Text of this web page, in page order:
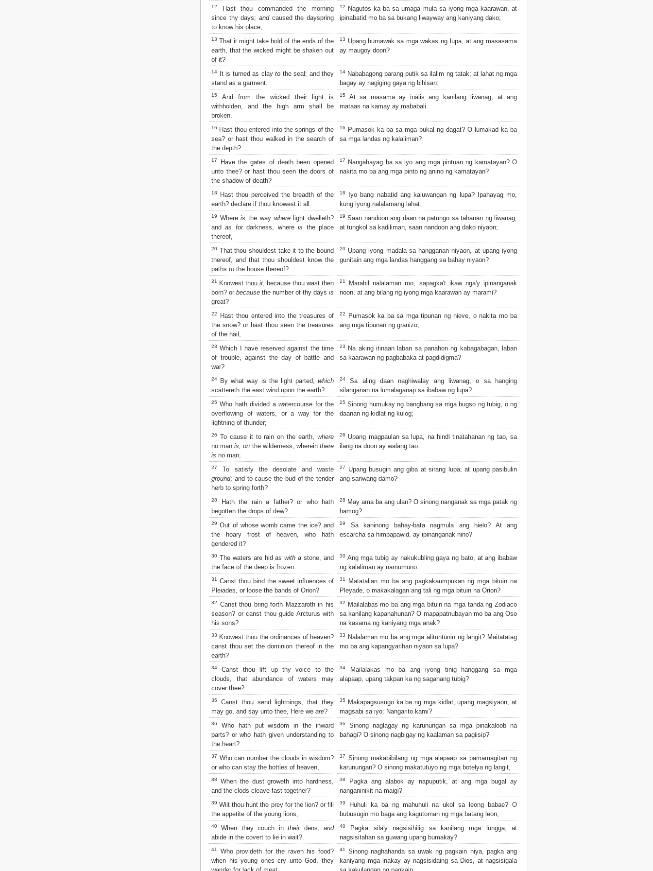
12
Hast thou commanded the morning
since thy days; andcaused the dayspring
to know his place;
12
Nagutos ka ba sa umaga mula sa iyong mga kaarawan, at
ipinabatid mo ba sa bukang liwayway ang kaniyang dako;
13 That it might take hold of the ends of the
earth, that the wicked might be shaken out
of it?
13
Upang humawak sa mga wakas ng lupa, at ang masasama
ay maugoy doon?
14 It is turned as clay to the seal; and they
stand as a garment.
14 Nababagong parang putik sa ilalim ng tatak; at lahat ng mga
bagay ay nagiging gaya ng bihisan:
15
And from the wicked their light is
withholden, and the high arm shall be
broken.
15
At sa masama ay inalis ang kanilang liwanag, at ang
mataas na kamay ay mababali.
16
Hast thou entered into the springs of the
sea? or hast thou walked in the search of
the depth?
16
Pumasok ka ba sa mga bukal ng dagat? O lumakad ka ba
sa mga landas ng kalaliman?
17
Have the gates of death been opened
unto thee? or hast thou seen the doors of
the shadow of death?
17
Nangahayag ba sa iyo ang mga pintuan ng kamatayan? O
nakita mo ba ang mga pinto ng anino ng kamatayan?
18
Hast thou perceived the breadth of the
earth? declare if thou knowest it all.
18
Iyo bang nabatid ang kaluwangan ng lupa? Ipahayag mo,
kung iyong nalalamang lahat.
19 Whereis the way wherelight dwelleth?
andas fordarkness, whereis the place
thereof,
19 Saan nandoon ang daan na patungo sa tahanan ng liwanag,
at tungkol sa kadiliman, saan nandoon ang dako niyaon;
20 That thou shouldest take it to the bound
thereof, and that thou shouldest know the
paths to the house thereof?
20 Upang iyong madala sa hangganan niyaon, at upang iyong
gunitain ang mga landas hanggang sa bahay niyaon?
21 Knowest thou it , because thou wast then
born? or because the number of thy days is
great?
21
Marahil nalalaman mo, sapagka't ikaw nga'y ipinanganak
noon, at ang bilang ng iyong mga kaarawan ay marami?
22
Hast thou entered into the treasures of
the snow? or hast thou seen the treasures
of the hail,
22
Pumasok ka ba sa mga tipunan ng nieve, o nakita mo ba
ang mga tipunan ng granizo,
23 Which I have reserved against the time
of trouble, against the day of battle and
war?
23
Na aking itinaan laban sa panahon ng kabagabagan, laban
sa kaarawan ng pagbabaka at pagdidigma?
24 By what way is the light parted, which
scattereth the east wind upon the earth?
24
Sa aling daan naghiwalay ang liwanag, o sa hanging
silanganan na lumalaganap sa ibabaw ng lupa?
25 Who hath divided a watercourse for the
overflowing of waters, or a way for the
lightning of thunder;
25 Sinong humukay ng bangbang sa mga bugso ng tubig, o ng
daanan ng kidlat ng kulog;
26 To cause it to rain on the earth, where
no manis; on the wilderness, whereinthere
is no man;
26
Upang magpaulan sa lupa, na hindi tinatahanan ng tao, sa
ilang na doon ay walang tao.
27
To satisfy the desolate and waste
ground; and to cause the bud of the tender
herb to spring forth?
27
Upang busugin ang giba at sirang lupa; at upang pasibulin
ang sariwang damo?
28
Hath the rain a father? or who hath
begotten the drops of dew?
28
May ama ba ang ulan? O sinong nanganak sa mga patak ng
hamog?
29 Out of whose womb came the ice? and
the hoary frost of heaven, who hath
gendered it?
29
Sa kaninong bahay-bata nagmula ang hielo? At ang
escarcha sa himpapawid, ay ipinanganak nino?
30 The waters are hid aswith a stone, and
the face of the deep is frozen.
30 Ang mga tubig ay nakukubling gaya ng bato, at ang ibabaw
ng kalaliman ay namumuno.
31
Canst thou bind the sweet influences of
Pleiades, or loose the bands of Orion?
31
Matatalian mo ba ang pagkakaumpukan ng mga bituin na
Pleyade, o makakalagan ang tali ng mga bituin na Orion?
32
Canst thou bring forth Mazzaroth in his
season? or canst thou guide Arcturus with
his sons?
32
Mailalabas mo ba ang mga bituin na mga tanda ng Zodiaco
sa kanilang kapanahunan? O mapapatnubayan mo ba ang Oso
na kasama ng kaniyang mga anak?
33
Knowest thou the ordinances of heaven?
canst thou set the dominion thereof in the
earth?
33
Nalalaman mo ba ang mga alituntunin ng langit? Maitatatag
mo ba ang kapangyarihan niyaon sa lupa?
34
Canst thou lift up thy voice to the
clouds, that abundance of waters may
cover thee?
34
Mailalakas mo ba ang iyong tinig hanggang sa mga
alapaap, upang takpan ka ng saganang tubig?
35
Canst thou send lightnings, that they
may go, and say unto thee, Here we are?
35
Makapagsusugo ka ba ng mga kidlat, upang magsiyaon, at
magsabi sa iyo: Nangarito kami?
36
Who hath put wisdom in the inward
parts? or who hath given understanding to
the heart?
36
Sinong naglagay ng karunungan sa mga pinakaloob na
bahagi? O sinong nagbigay ng kaalaman sa pagiisip?
37 Who can number the clouds in wisdom?
or who can stay the bottles of heaven,
37
Sinong makabibilang ng mga alapaap sa pamamagitan ng
karunungan? O sinong makatutuyo ng mga botelya ng langit,
38
When the dust groweth into hardness,
and the clods cleave fast together?
38
Pagka ang alabok ay napuputik, at ang mga bugal ay
nanganinikit na maigi?
39 Wilt thou hunt the prey for the lion? or fill
the appetite of the young lions,
39
Huhuli ka ba ng mahuhuli na ukol sa leong babae? O
bubusugin mo baga ang kagutoman ng mga batang leon,
40 When they couch intheirdens,and
abide in the covert to lie in wait?
40
Pagka sila'y nagsisihilig sa kanilang mga lungga, at
nagsisitahan sa guwang upang bumakay?
41
Who provideth for the raven his food?
when his young ones cry unto God, they
41
Sinong naghahanda sa uwak ng pagkain niya, pagka ang
kaniyang mga inakay ay nagsisidaing sa Dios, at nagsisigala